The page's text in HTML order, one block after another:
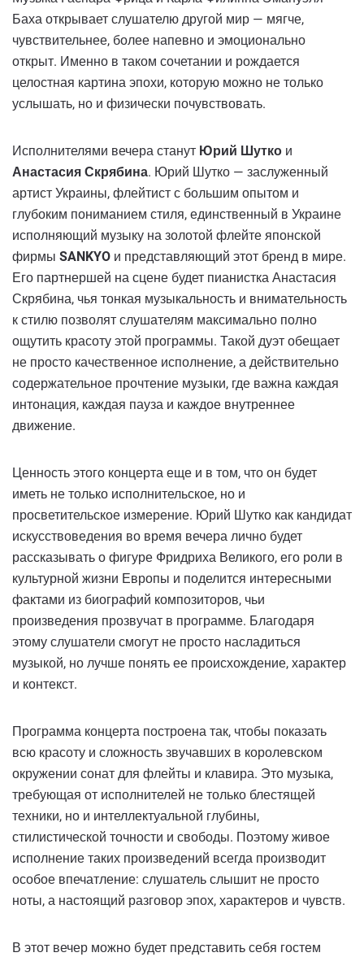
Баха открывает слушателю другой мир — мягче,
чувствительнее, более напевно и эмоционально
открыт. Именно в таком сочетании и рождается
целостная картина эпохи, которую можно не только
услышать, но и физически почувствовать.
Исполнителями вечера станут Юрий Шутко и
Анастасия Скрябина. Юрий Шутко — заслуженный
артист Украины, флейтист с большим опытом и
глубоким пониманием стиля, единственный в Украине
исполняющий музыку на золотой флейте японской
фирмы SANKYO и представляющий этот бренд в мире.
Его партнершей на сцене будет пианистка Анастасия
Скрябина, чья тонкая музыкальность и внимательность
к стилю позволят слушателям максимально полно
ощутить красоту этой программы. Такой дуэт обещает
не просто качественное исполнение, а действительно
содержательное прочтение музыки, где важна каждая
интонация, каждая пауза и каждое внутреннее
движение.
Ценность этого концерта еще и в том, что он будет
иметь не только исполнительское, но и
просветительское измерение. Юрий Шутко как кандидат
искусствоведения во время вечера лично будет
рассказывать о фигуре Фридриха Великого, его роли в
культурной жизни Европы и поделится интересными
фактами из биографий композиторов, чьи
произведения прозвучат в программе. Благодаря
этому слушатели смогут не просто насладиться
музыкой, но лучше понять ее происхождение, характер
и контекст.
Программа концерта построена так, чтобы показать
всю красоту и сложность звучавших в королевском
окружении сонат для флейты и клавира. Это музыка,
требующая от исполнителей не только блестящей
техники, но и интеллектуальной глубины,
стилистической точности и свободы. Поэтому живое
исполнение таких произведений всегда производит
особое впечатление: слушатель слышит не просто
ноты, а настоящий разговор эпох, характеров и чувств.
В этот вечер можно будет представить себя гостем